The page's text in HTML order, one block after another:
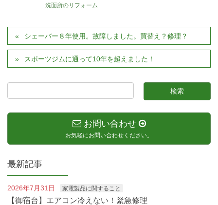
洗面所のリフォーム
シェーバー８年使用。故障しました。買替え？修理？
スポーツジムに通って10年を超えました！
お問い合わせ
お気軽にお問い合わせください。
最新記事
2026年7月31日 家電製品に関すること
【御宿台】エアコン冷えない！緊急修理